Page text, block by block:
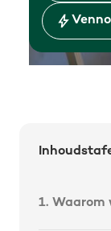
1.